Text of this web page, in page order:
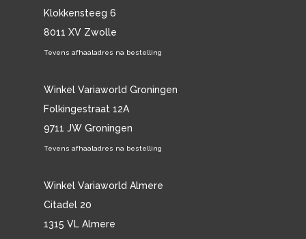
Klokkensteeg 6
8011 XV Zwolle
Tevens afhaaladres na bestelling
Winkel Variaworld Groningen
Folkingestraat 12A
9711 JW Groningen
Tevens afhaaladres na bestelling
Winkel Variaworld Almere
Citadel 20
1315 VL Almere